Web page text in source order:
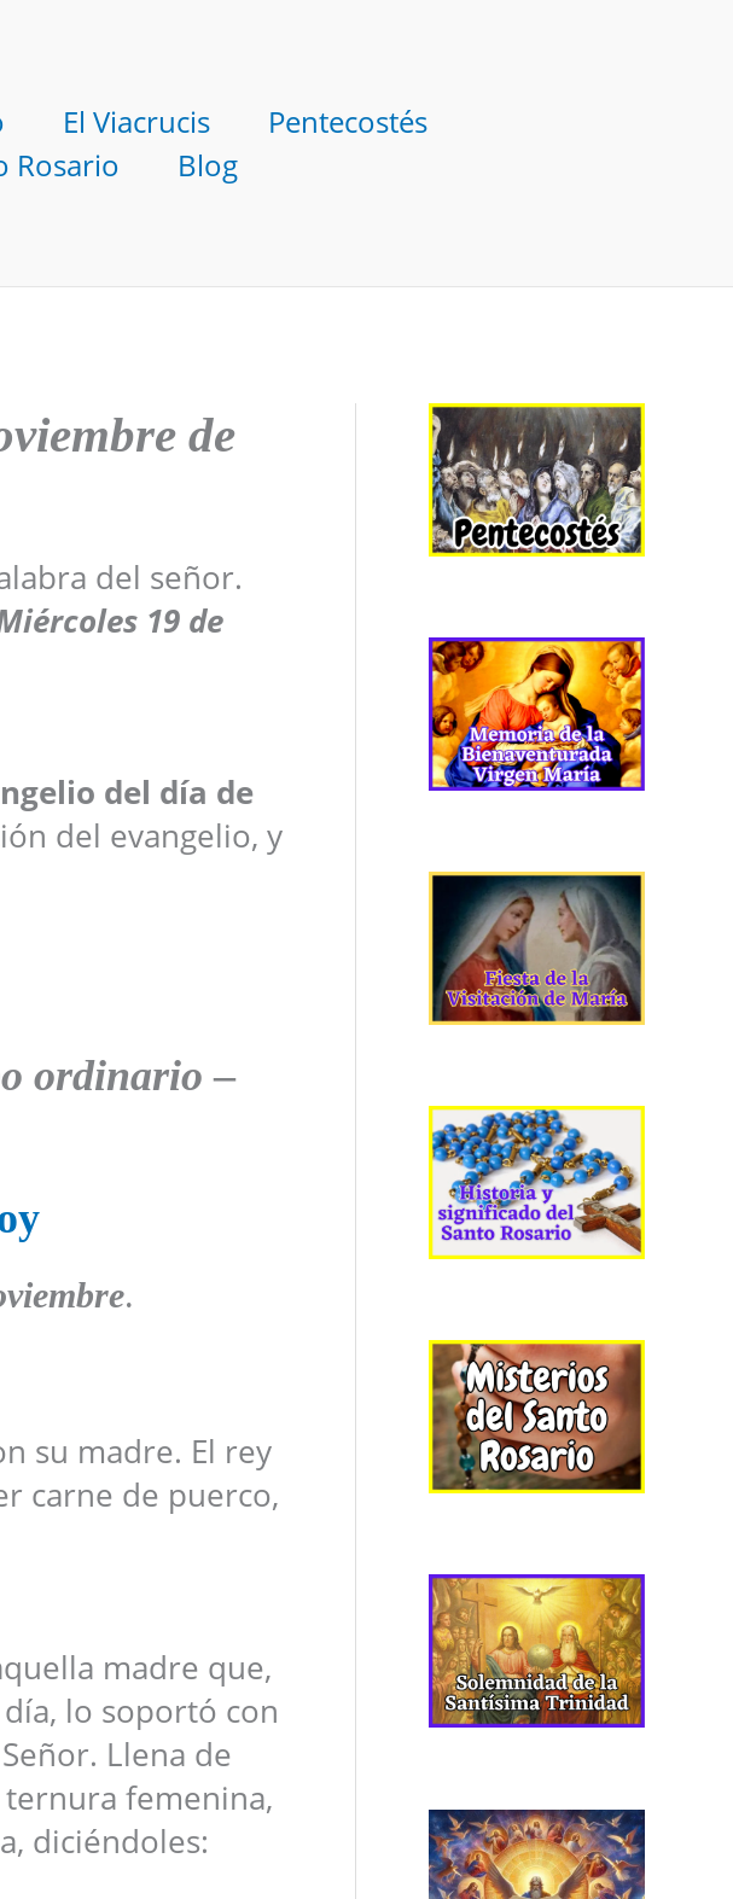
El Viacrucis
Pentecostés
Rosario
Blog
de
del señor.
19 de
del día de
del evangelio, y
ordinario –
.
su madre. El rey
carne de puerco,
madre que,
lo soportó con
Llena de
femenina,
diciéndoles: